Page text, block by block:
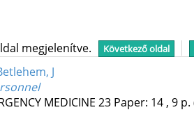
megjelenítve. Következő oldal
J
MEDICINE 23 Paper: 14 , 9 p.